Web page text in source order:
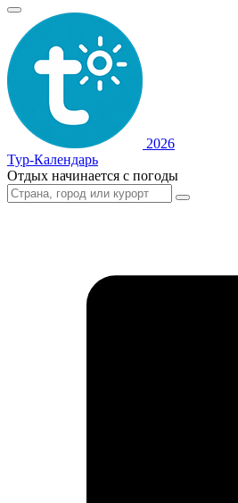
2026
Тур-Календарь
Отдых начинается с погоды